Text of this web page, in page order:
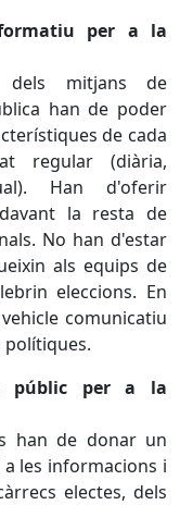
per a la
dels mitjans de
han de poder
de cada
regular (diària,
Han d'oferir
la resta de
No han d'estar
als equips de
eleccions. En
comunicatiu
públic per a la
han de donar un
les informacions i
electes, dels